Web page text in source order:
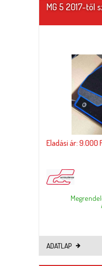
MG 5 2017-től
Eladási ár: 9.000
ADATLAP